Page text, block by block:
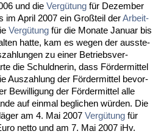
und die Vergütung für De­zem­ber
im April 2007 ein Großteil derAr­beit­
Vergütung für die Mo­na­te Ja­nu­ar bis
hat­te, kam es we­gen der aus­ste­
zu ei­ner Be­triebs­ver­
die Schuld­ne­rin, dass Förder­mit­tel
Aus­zah­lung der Förder­mit­tel be­vor­
Be­wil­li­gung der Förder­mit­tel al­le
auf ein­mal be­gli­chen würden. Die
am 4. Mai 2007 Vergütung für
net­to und am 7. Mai 2007 iHv.